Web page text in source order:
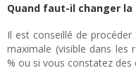
Quand faut-il changer
Il est conseillé de procéder
maximale (visible dans les
% ou si vous constatez